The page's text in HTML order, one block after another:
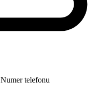
Numer telefonu